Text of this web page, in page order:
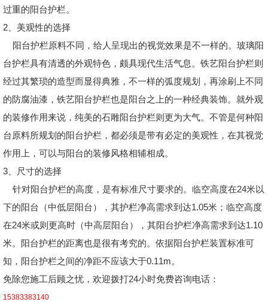
过重的阳台护栏。
2、美观性的选择
阳台护栏原料不同，给人呈现出的视觉效果是不一样的。玻璃阳
台护栏具有清透的外观特色，颇具现代生活气息。铁艺阳台护栏则
经过其繁琐的造型而显得典雅，不一样的弧度规划，再涂刷上不同
的防腐油漆，铁艺阳台护栏也是阳台之上的一种经典装饰。就外观
的装修作用来说，纯美的石雕阳台护栏则更为大气。不管是何种阳
台原料所规划的阳台护栏，都必须是带有必定的美观性，在其视觉
作用上，可以与阳台的装修风格相辅相成。
3、尺寸的选择
针对阳台护栏的高度，是有标准尺寸要求的。临空高度在24米以
下的阳台（中低层阳台），其护栏净高需求到达1.05米；临空高度
在24米或则更高时（中高层阳台），其阳台护栏净高需求到达1.10
米。阳台护栏的距离也是很有考究的。依据阳台护栏装置标准可
知，阳台护栏之间的净距不应该大于0.11m。
免除您施工后顾之忧，欢迎拨打24小时免费咨询电话：
15383383140